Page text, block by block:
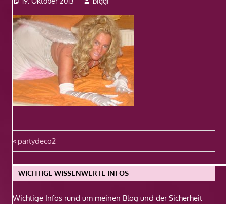
Beitragsnavigation
Vorheriger
Beitrag:
partydeco2
WICHTIGE WISSENWERTE INFOS
Wichtige Infos rund um meinen Blog und der Sicherheit